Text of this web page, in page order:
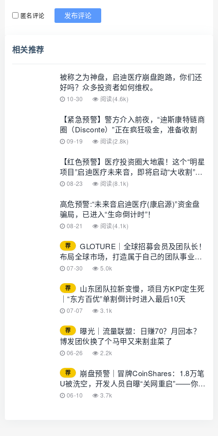
匿名评论 发布评论
相关推荐
被称之为神盘，启迪医疗崩盘跑路，你们还
好吗？众多投资者如何维权。
10-30 阅读(4.6k)
【紧急预警】警方介入前夜，“迪斯康特链商
圈（Disconte）”正在疯狂吸金，准备收割
09-19 阅读(2.8k)
【红色预警】医疗投资圈大地震！这个“明星
项目”启迪医疗未来音，即将启动“大收割”，
速速撤离！
08-23 阅读(8.1k)
高危预警:“未来音启迪医疗(康启源)”资金盘
骗局，已进入“生命倒计时”！
08-21 阅读(4.1k)
荐
GLOTURE｜全球招募会员及团队长！
布局全球市场，打造属于自己的团队事业，
想增加收入？想打造团队？加入
07-30 5.0k
荐
山东团队拉新变慢，项目方KPI定生死
｜“东方百优”单割倒计时进入最后10天
07-07 3.1k
荐
曝光｜流量联盟：日赚70？月回本？
博发团伙换了个马甲又来割韭菜了
06-26 2.2k
荐
崩盘预警｜冒牌CoinShares：1.8万笔
U被洗空，开发人员自曝“关网重启”——你的
钱早已不在账上
06-10 3.7k